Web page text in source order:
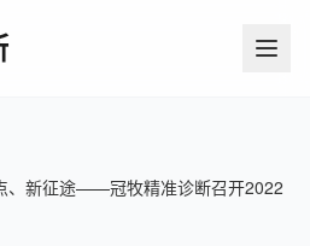
、新征途——冠牧精准诊断召开2022